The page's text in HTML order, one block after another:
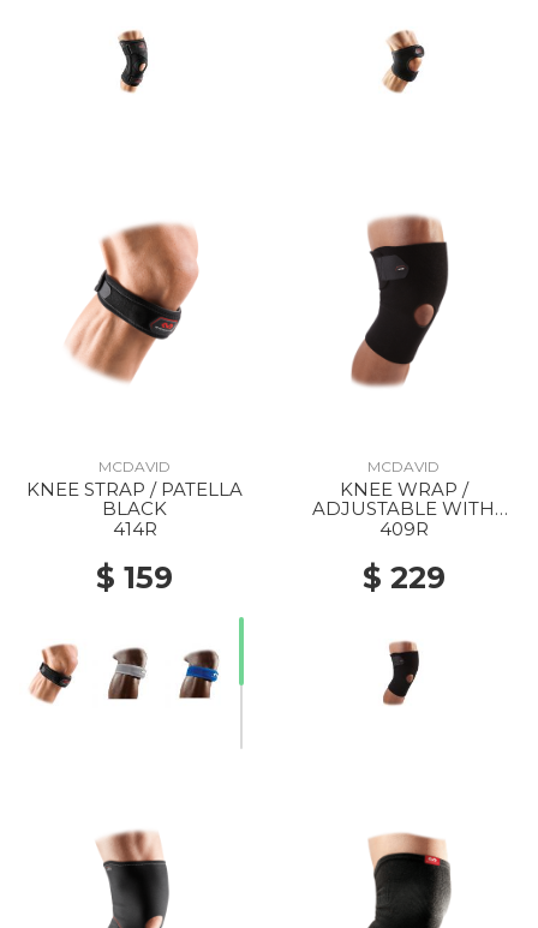
MCDAVID
KNEE STRAP / PATELLA
BLACK
414R
$ 159
MCDAVID
KNEE WRAP /
ADJUSTABLE WITH
OPEN PATELLA BLACK
409R
$ 229